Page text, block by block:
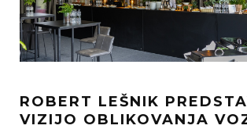
ROBERT LEŠNIK
VIZIJO OBLIKOVANJA